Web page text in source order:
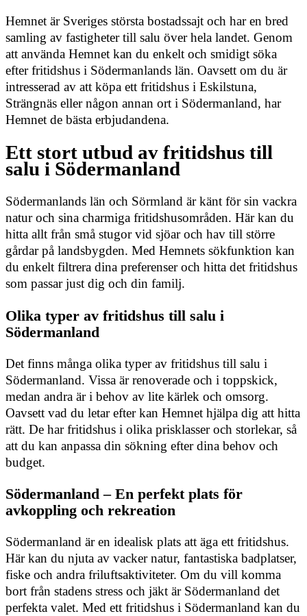
Hemnet är Sveriges största bostadssajt och har en bred
samling av fastigheter till salu över hela landet. Genom
att använda Hemnet kan du enkelt och smidigt söka
efter fritidshus i Södermanlands län. Oavsett om du är
intresserad av att köpa ett fritidshus i Eskilstuna,
Strängnäs eller någon annan ort i Södermanland, har
Hemnet de bästa erbjudandena.
Ett stort utbud av fritidshus till
salu i Södermanland
Södermanlands län och Sörmland är känt för sin vackra
natur och sina charmiga fritidshusområden. Här kan du
hitta allt från små stugor vid sjöar och hav till större
gårdar på landsbygden. Med Hemnets sökfunktion kan
du enkelt filtrera dina preferenser och hitta det fritidshus
som passar just dig och din familj.
Olika typer av fritidshus till salu i
Södermanland
Det finns många olika typer av fritidshus till salu i
Södermanland. Vissa är renoverade och i toppskick,
medan andra är i behov av lite kärlek och omsorg.
Oavsett vad du letar efter kan Hemnet hjälpa dig att hitta
rätt. De har fritidshus i olika prisklasser och storlekar, så
att du kan anpassa din sökning efter dina behov och
budget.
Södermanland – En perfekt plats för
avkoppling och rekreation
Södermanland är en idealisk plats att äga ett fritidshus.
Här kan du njuta av vacker natur, fantastiska badplatser,
fiske och andra friluftsaktiviteter. Om du vill komma
bort från stadens stress och jäkt är Södermanland det
perfekta valet. Med ett fritidshus i Södermanland kan du